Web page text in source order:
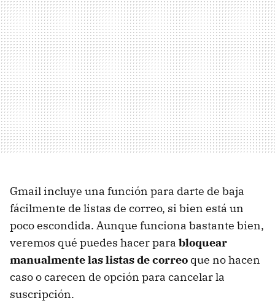
Gmail incluye una función para darte de baja
fácilmente de listas de correo, si bien está un
poco escondida. Aunque funciona bastante bien,
veremos qué puedes hacer para bloquear
manualmente las listas de correo que no hacen
caso o carecen de opción para cancelar la
suscripción.